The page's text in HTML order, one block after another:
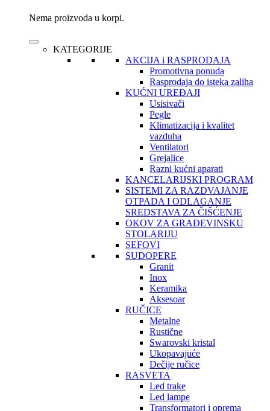
Nema proizvoda u korpi.
KATEGORIJE
AKCIJA i RASPRODAJA
Promotivna ponuda
Rasprodaja do isteka zaliha
KUĆNI UREĐAJI
Usisivači
Pegle
Klimatizacija i kvalitet
vazduha
Ventilatori
Grejalice
Razni kućni aparati
KANCELARIJSKI PROGRAM
SISTEMI ZA RAZDVAJANJE
OTPADA I ODLAGANJE
SREDSTAVA ZA ČIŠĆENJE
OKOV ZA GRAĐEVINSKU
STOLARIJU
SEFOVI
SUDOPERE
Granit
Inox
Keramika
Aksesoar
RUČICE
Metalne
Rustične
Swarovski kristal
Ukopavajuće
Dečije ručice
RASVETA
Led trake
Led lampe
Transformatori i oprema